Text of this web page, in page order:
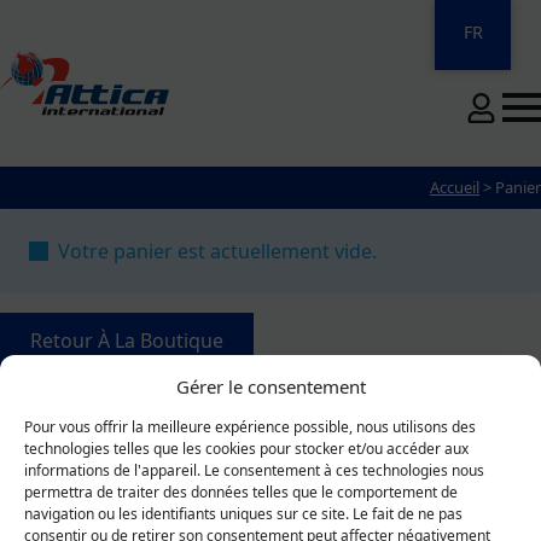
Gérer le consentement
Pour vous offrir la meilleure expérience possible, nous utilisons des
technologies telles que les cookies pour stocker et/ou accéder aux
informations de l'appareil. Le consentement à ces technologies nous
permettra de traiter des données telles que le comportement de
navigation ou les identifiants uniques sur ce site. Le fait de ne pas
consentir ou de retirer son consentement peut affecter négativement
Accueil > Panier
Votre panier est actuellement vide.
Retour À La Boutique
VÊTEMENTS OFFICIELS
Du Tournoi Pee-Wee
PAIEMENTS SÉCURITAIRES
Via Paypal
FR